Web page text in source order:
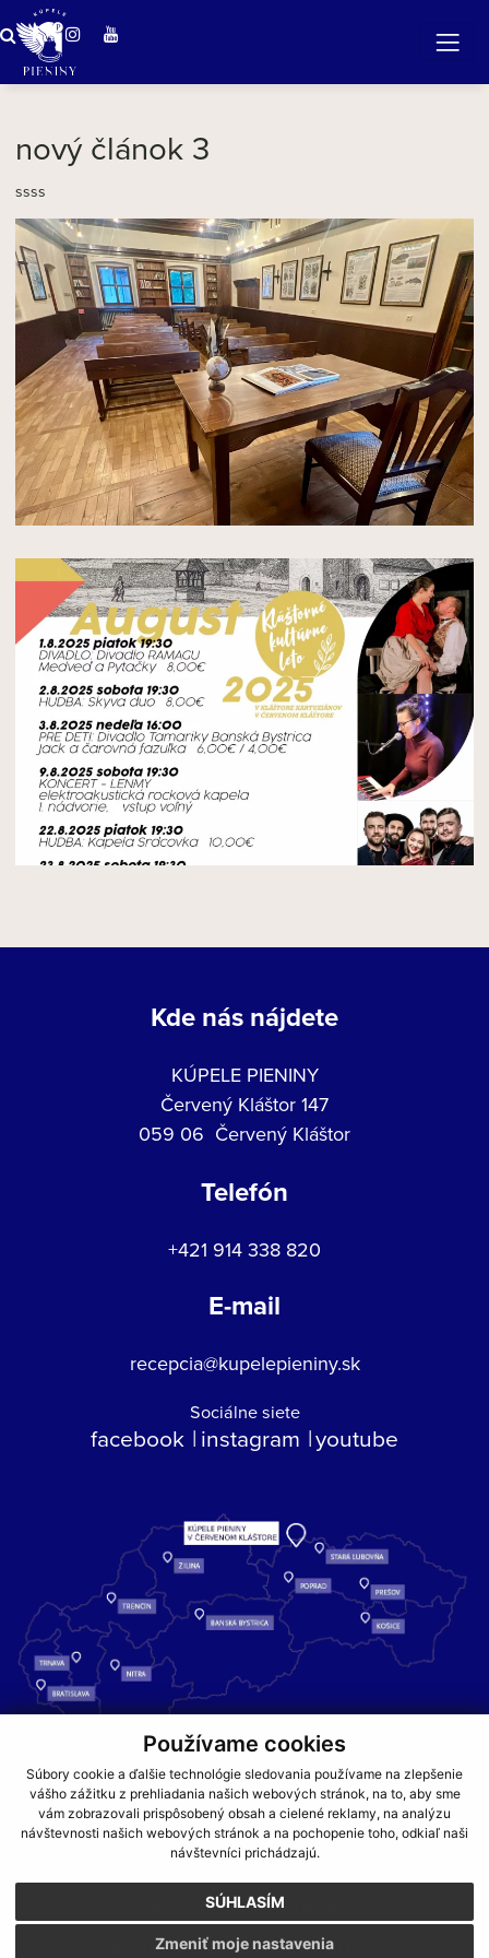
Používame cookies
Súbory cookie a ďalšie technológie sledovania používame na zlepšenie
vášho zážitku z prehliadania našich webových stránok, na to, aby sme
vám zobrazovali prispôsobený obsah a cielené reklamy, na analýzu
návštevnosti našich webových stránok a na pochopenie toho, odkiaľ naši
návštevníci prichádzajú.
SÚHLASÍM
Zmeniť moje nastavenia
nový článok 3
ssss
Kde nás nájdete
KÚPELE PIENINY
Červený Kláštor 147
059 06 Červený Kláštor
Telefón
+421 914 338 820
E-mail
recepcia@kupelepieniny.sk
Sociálne siete
facebook instagram youtube
Kúpele Pieniny – miesto, kde sa príroda stretáva s liečivou silou
vody a oddychom pre telo aj dušu.
GDPR COOKIES PARTNERI
JEDÁLNY LÍSTOK
CENNÍKY
NA ZAČIATOK STRÁNKY
WEBDESIGN WEBEX.DIGITAL